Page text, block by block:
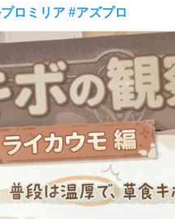
ロミリア #アズプロ